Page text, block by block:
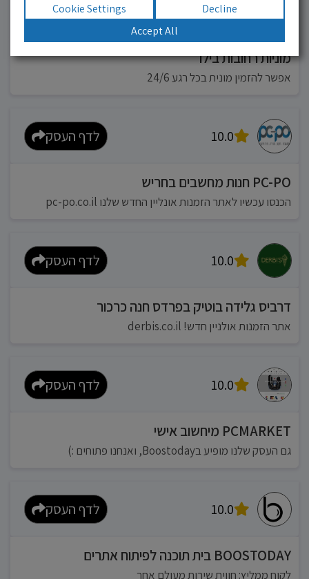
10.0 לדף העסק
מוניות רחובות בילו
אפשר להזמין מונית בכל רגע 24/6
10.0 לדף העסק
PC-PO חנות מחשבים בחריש
הכנסו עכשיו לאתר הזמנות אונליין החדש שלנו pc-po.co.il
10.0 לדף העסק
דרביס גלידה בוטיק בפרדס חנה כרכור
אתר הזמנות אולניין חדש! derbis.co.il
10.0 לדף העסק
PCMARKET מיחשוב אישי
גם העסק שלנו מופיע בBoostoday, ואנחנו פתוחים :)
10.0 לדף העסק
BOOSTODAY בית תוכנה לפיתוח אתרים
לקוח ממליץ: חווית שירות מעולם אחר
Decline
Cookie Settings
Accept All